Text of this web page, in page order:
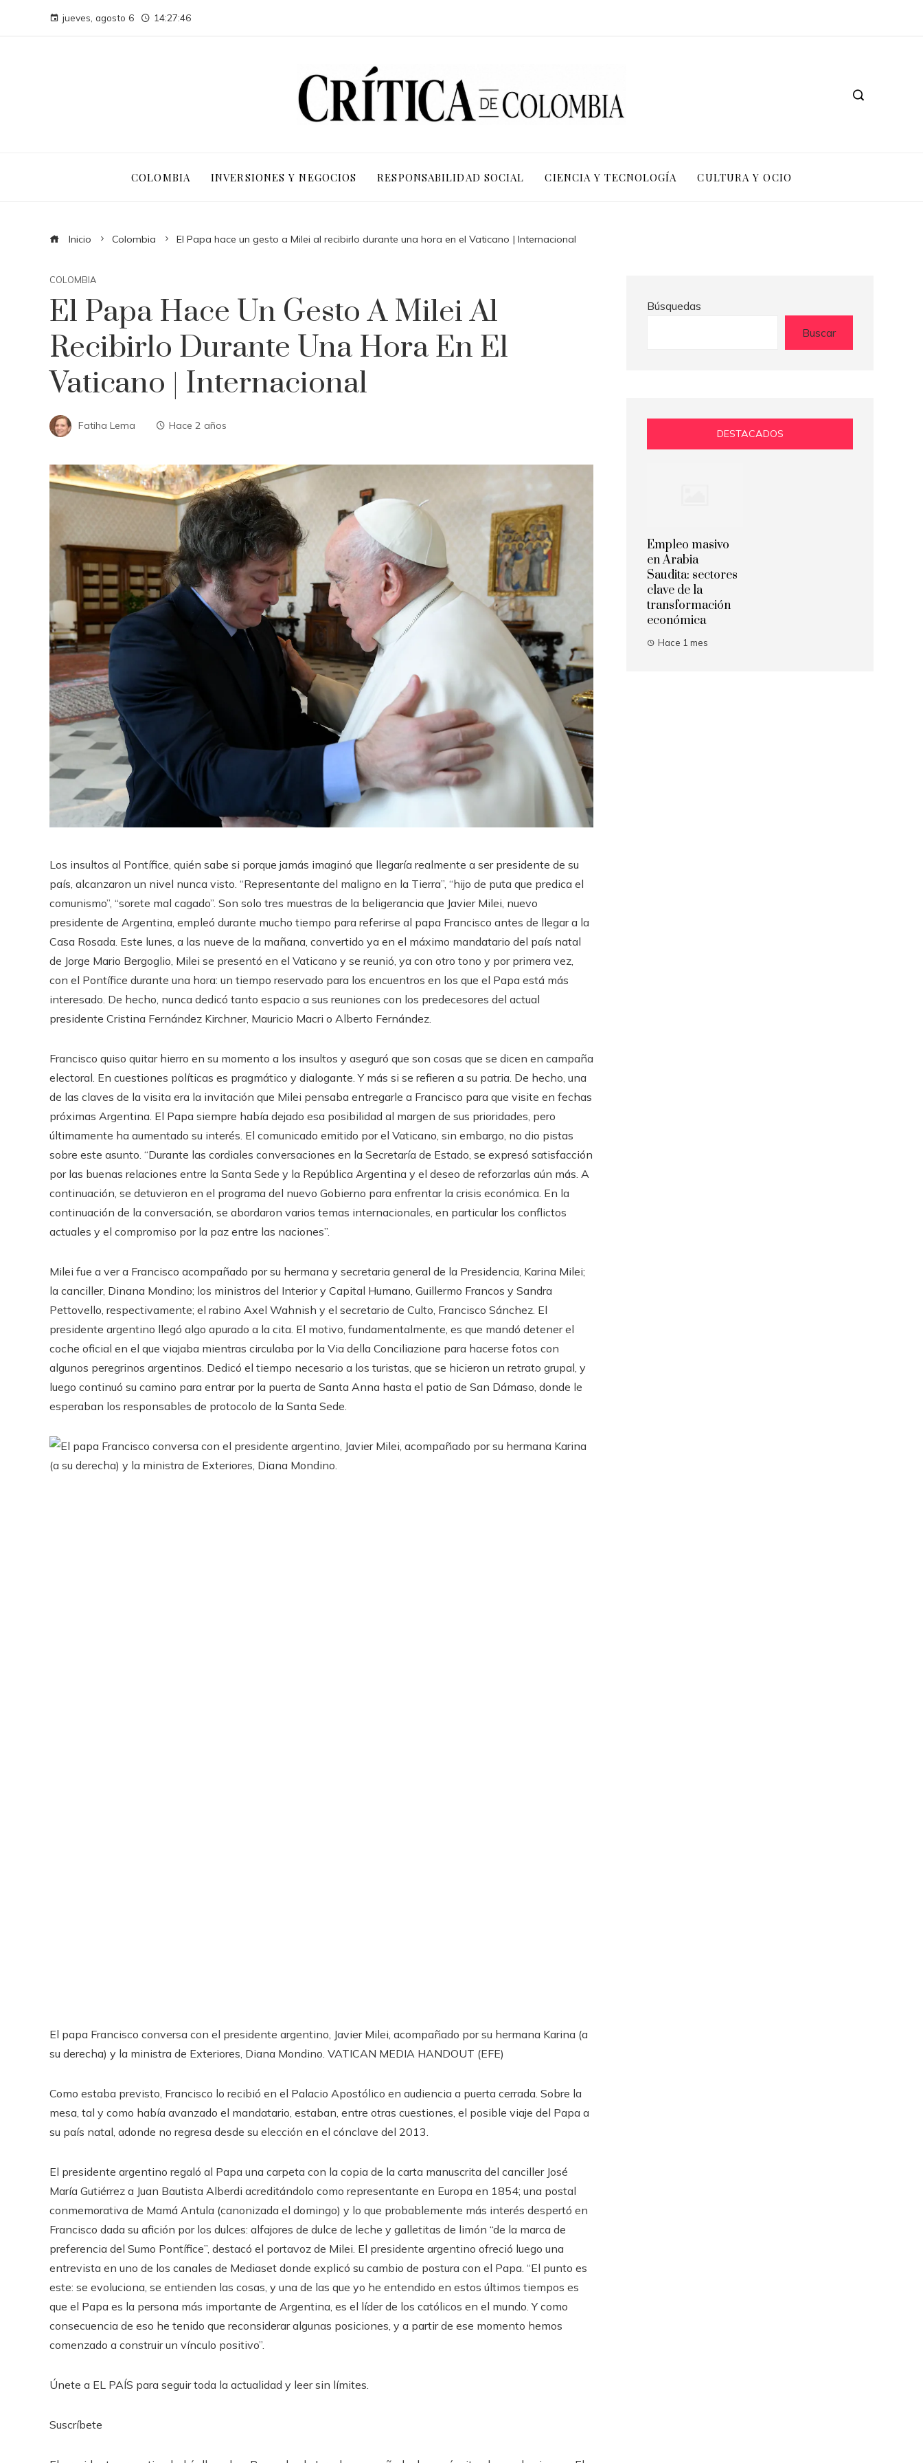
jueves, agosto 6 14:27:47
COLOMBIA INVERSIONES Y NEGOCIOS RESPONSABILIDAD SOCIAL CIENCIA Y TECNOLOGÍA CULTURA Y OCIO
Inicio Colombia El Papa hace un gesto a Milei al recibirlo durante una hora en el Vaticano | Internacional
COLOMBIA
El Papa Hace Un Gesto A Milei Al
Recibirlo Durante Una Hora En El
Vaticano | Internacional
Fatiha Lema Hace 2 años
Los insultos al Pontífice, quién sabe si porque jamás imaginó que llegaría realmente a ser presidente de su
país, alcanzaron un nivel nunca visto. “Representante del maligno en la Tierra”, “hijo de puta que predica el
comunismo”, “sorete mal cagado”. Son solo tres muestras de la beligerancia que Javier Milei, nuevo
presidente de Argentina, empleó durante mucho tiempo para referirse al papa Francisco antes de llegar a la
Casa Rosada. Este lunes, a las nueve de la mañana, convertido ya en el máximo mandatario del país natal
de Jorge Mario Bergoglio, Milei se presentó en el Vaticano y se reunió, ya con otro tono y por primera vez,
con el Pontífice durante una hora: un tiempo reservado para los encuentros en los que el Papa está más
interesado. De hecho, nunca dedicó tanto espacio a sus reuniones con los predecesores del actual
presidente Cristina Fernández Kirchner, Mauricio Macri o Alberto Fernández.
Francisco quiso quitar hierro en su momento a los insultos y aseguró que son cosas que se dicen en campaña
electoral. En cuestiones políticas es pragmático y dialogante. Y más si se refieren a su patria. De hecho, una
de las claves de la visita era la invitación que Milei pensaba entregarle a Francisco para que visite en fechas
próximas Argentina. El Papa siempre había dejado esa posibilidad al margen de sus prioridades, pero
últimamente ha aumentado su interés. El comunicado emitido por el Vaticano, sin embargo, no dio pistas
sobre este asunto. “Durante las cordiales conversaciones en la Secretaría de Estado, se expresó satisfacción
por las buenas relaciones entre la Santa Sede y la República Argentina y el deseo de reforzarlas aún más. A
continuación, se detuvieron en el programa del nuevo Gobierno para enfrentar la crisis económica. En la
continuación de la conversación, se abordaron varios temas internacionales, en particular los conflictos
actuales y el compromiso por la paz entre las naciones”.
Milei fue a ver a Francisco acompañado por su hermana y secretaria general de la Presidencia, Karina Milei;
la canciller, Dinana Mondino; los ministros del Interior y Capital Humano, Guillermo Francos y Sandra
Pettovello, respectivamente; el rabino Axel Wahnish y el secretario de Culto, Francisco Sánchez. El
presidente argentino llegó algo apurado a la cita. El motivo, fundamentalmente, es que mandó detener el
coche oficial en el que viajaba mientras circulaba por la Via della Conciliazione para hacerse fotos con
algunos peregrinos argentinos. Dedicó el tiempo necesario a los turistas, que se hicieron un retrato grupal, y
luego continuó su camino para entrar por la puerta de Santa Anna hasta el patio de San Dámaso, donde le
esperaban los responsables de protocolo de la Santa Sede.
El papa Francisco conversa con el presidente argentino, Javier Milei, acompañado por su hermana Karina (a
su derecha) y la ministra de Exteriores, Diana Mondino. VATICAN MEDIA HANDOUT (EFE)
Como estaba previsto, Francisco lo recibió en el Palacio Apostólico en audiencia a puerta cerrada. Sobre la
mesa, tal y como había avanzado el mandatario, estaban, entre otras cuestiones, el posible viaje del Papa a
su país natal, adonde no regresa desde su elección en el cónclave del 2013.
El presidente argentino regaló al Papa una carpeta con la copia de la carta manuscrita del canciller José
María Gutiérrez a Juan Bautista Alberdi acreditándolo como representante en Europa en 1854; una postal
conmemorativa de Mamá Antula (canonizada el domingo) y lo que probablemente más interés despertó en
Francisco dada su afición por los dulces: alfajores de dulce de leche y galletitas de limón “de la marca de
preferencia del Sumo Pontífice”, destacó el portavoz de Milei. El presidente argentino ofreció luego una
entrevista en uno de los canales de Mediaset donde explicó su cambio de postura con el Papa. “El punto es
este: se evoluciona, se entienden las cosas, y una de las que yo he entendido en estos últimos tiempos es
que el Papa es la persona más importante de Argentina, es el líder de los católicos en el mundo. Y como
consecuencia de eso he tenido que reconsiderar algunas posiciones, y a partir de ese momento hemos
comenzado a construir un vínculo positivo”.
Únete a EL PAÍS para seguir toda la actualidad y leer sin límites.
Suscríbete
Búsquedas
Buscar
DESTACADOS
Empleo masivo
en Arabia
Saudita: sectores
clave de la
transformación
económica
Hace 1 mes